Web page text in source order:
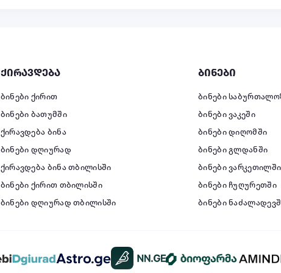
ქირავდება
ბინები ქირით
ბინები ბათუმში
ქირავდება ბინა
ბინები დღიურად
ქირავდება ბინა თბილისში
ბინები ქირით თბილისში
ბინები დღიურად თბილისში
ბინები
ბინები
ბინები ვაკეში
ბინები დიღომში
ბინები გლდანში
ბინები ვარკეთილში
ბინები ჩუღურეთში
ბინები